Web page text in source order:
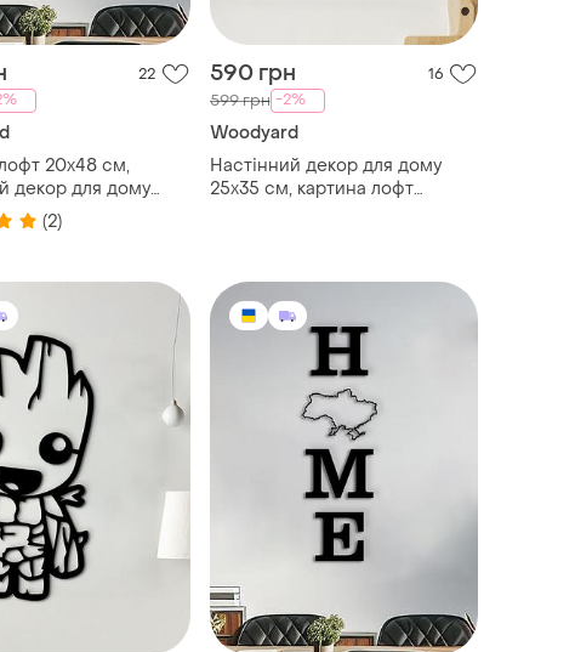
22
20x48 см,
декор для дому
модульна
декоративне панно
(2)
590 грн 16
599 грн -2%
Woodyard
Настінний декор для дому
25x35 см, картина лофт